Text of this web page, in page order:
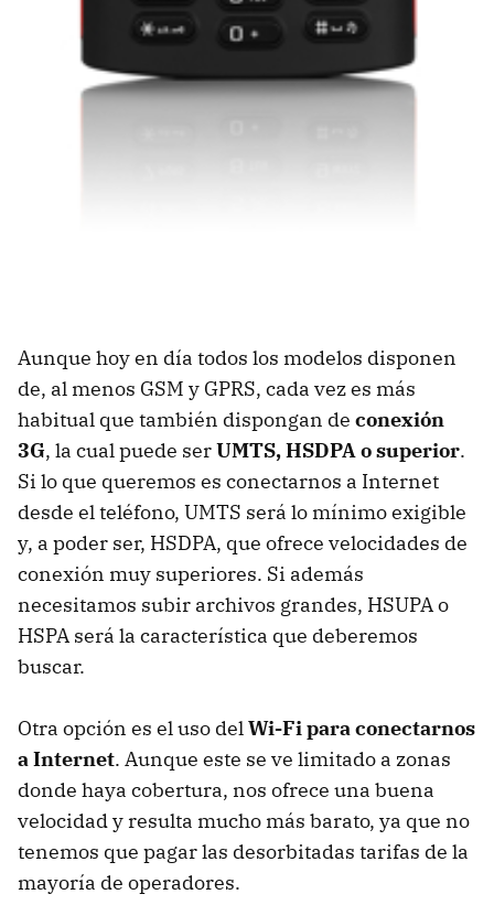
Aunque hoy en día todos los modelos disponen
de, al menos GSM y GPRS, cada vez es más
habitual que también dispongan de conexión
3G, la cual puede serUMTS, HSDPA o superior.
Si lo que queremos es conectarnos a Internet
desde el teléfono, UMTS será lo mínimo exigible
y, a poder ser, HSDPA, que ofrece velocidades de
conexión muy superiores. Si además
necesitamos subir archivos grandes, HSUPA o
HSPA será la característica que deberemos
buscar.
Otra opción es el uso delWi-Fi para conectarnos
a Internet. Aunque este se ve limitado a zonas
donde haya cobertura, nos ofrece una buena
velocidad y resulta mucho más barato, ya que no
tenemos que pagar las desorbitadas tarifas de la
mayoría de operadores.